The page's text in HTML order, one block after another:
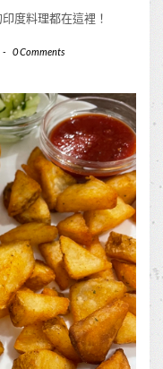
度料理都在這裡！
- 0 Comments